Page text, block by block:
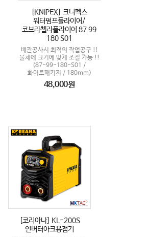
[KNIPEX] 크니펙스
워터펌프플라이어/
코브라첼라플라이어 87 99
180 S01
배관공사시 최적의 작업공구 !!
물체에 크기에 맞게 조절 가능 !!
(87-99-180-S01 /
화이트패키지 / 180mm)
48,000원
[코리아나] KL-200S
인버터아크용접기